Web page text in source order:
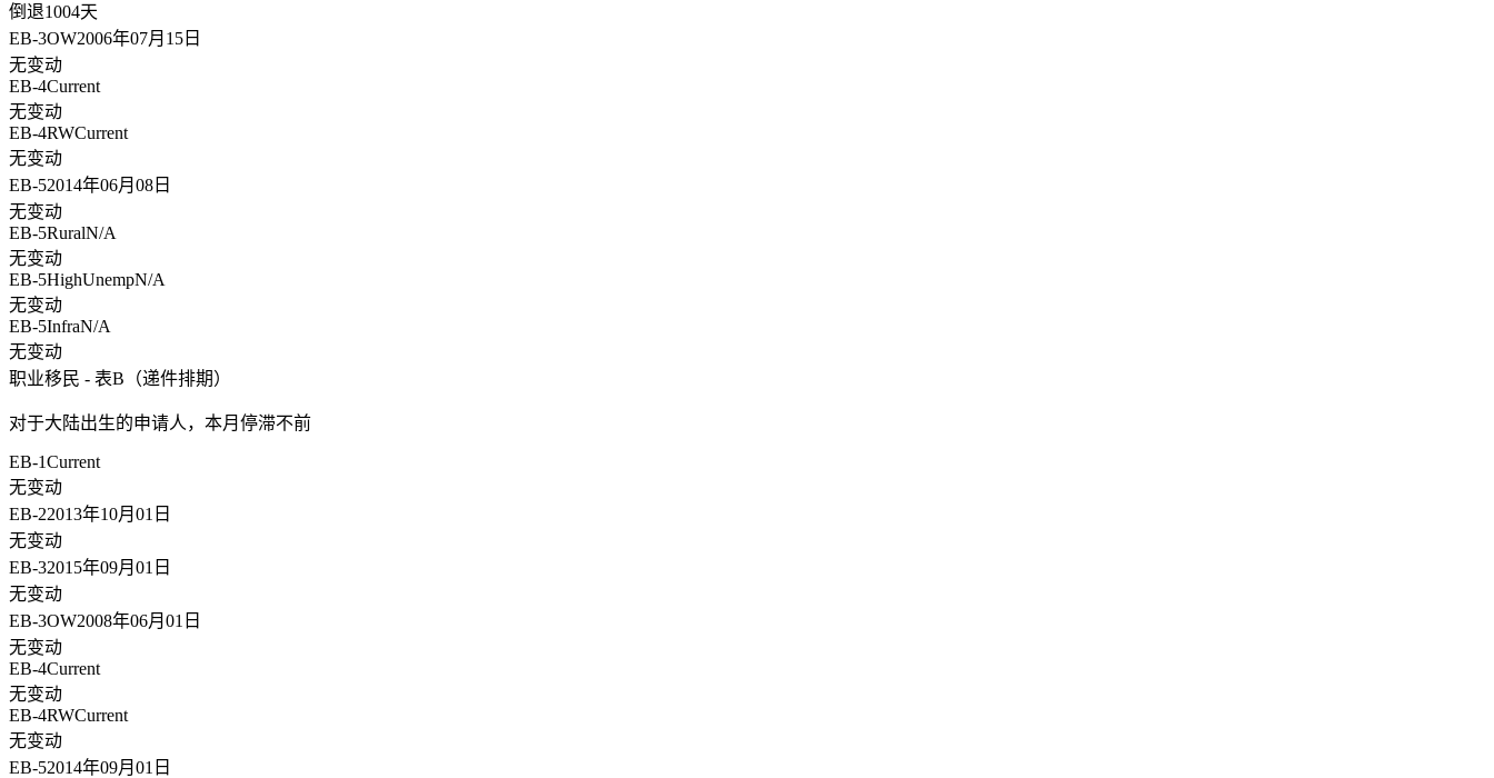
倒退1004天
EB-3OW2006年07月15日
无变动
EB-4Current
无变动
EB-4RWCurrent
无变动
EB-52014年06月08日
无变动
EB-5RuralN/A
无变动
EB-5HighUnempN/A
无变动
EB-5InfraN/A
无变动
职业移民 - 表B（递件排期）
对于大陆出生的申请人， 本月停滞不前
EB-1Current
无变动
EB-22013年10月01日
无变动
EB-32015年09月01日
无变动
EB-3OW2008年06月01日
无变动
EB-4Current
无变动
EB-4RWCurrent
无变动
EB-52014年09月01日